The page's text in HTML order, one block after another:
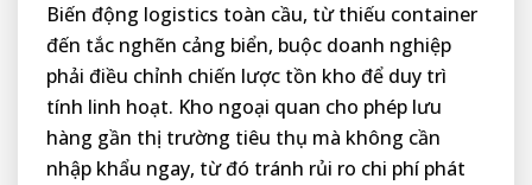
Biến động logistics toàn cầu, từ thiếu container
đến tắc nghẽn cảng biển, buộc doanh nghiệp
phải điều chỉnh chiến lược tồn kho để duy trì
tính linh hoạt. Kho ngoại quan cho phép lưu
hàng gần thị trường tiêu thụ mà không cần
nhập khẩu ngay, từ đó tránh rủi ro chi phí phát